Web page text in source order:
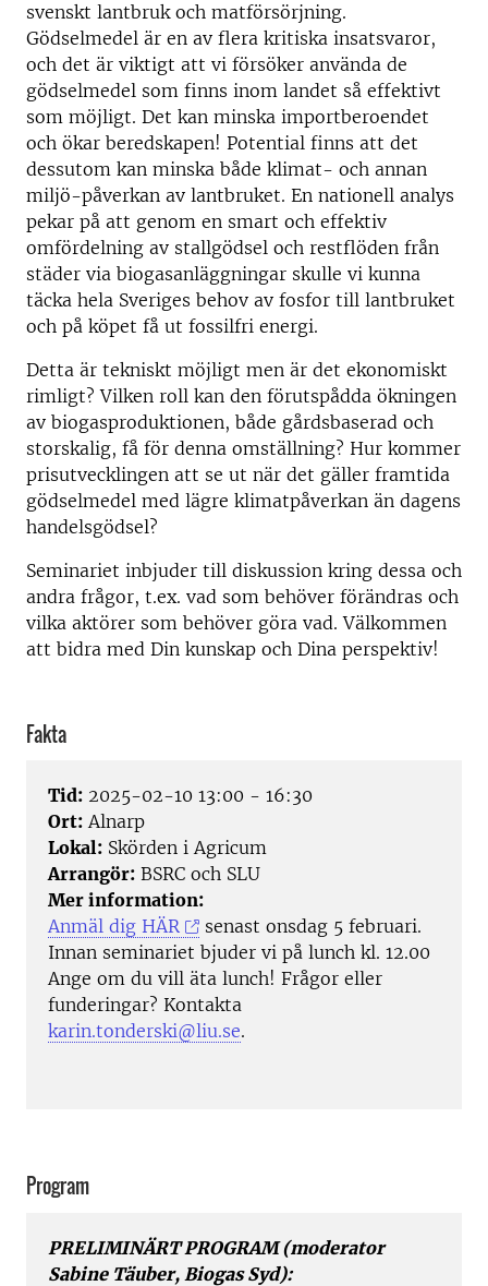
svenskt lantbruk och matförsörjning.
Gödselmedel är en av flera kritiska insatsvaror,
och det är viktigt att vi försöker använda de
gödselmedel som finns inom landet så effektivt
som möjligt. Det kan minska importberoendet
och ökar beredskapen! Potential finns att det
dessutom kan minska både klimat- och annan
miljö-påverkan av lantbruket. En nationell analys
pekar på att genom en smart och effektiv
omfördelning av stallgödsel och restflöden från
städer via biogasanläggningar skulle vi kunna
täcka hela Sveriges behov av fosfor till lantbruket
och på köpet få ut fossilfri energi.
Detta är tekniskt möjligt men är det ekonomiskt
rimligt? Vilken roll kan den förutspådda ökningen
av biogasproduktionen, både gårdsbaserad och
storskalig, få för denna omställning? Hur kommer
prisutvecklingen att se ut när det gäller framtida
gödselmedel med lägre klimatpåverkan än dagens
handelsgödsel?
Seminariet inbjuder till diskussion kring dessa och
andra frågor, t.ex. vad som behöver förändras och
vilka aktörer som behöver göra vad. Välkommen
att bidra med Din kunskap och Dina perspektiv!
Fakta
Tid: 2025-02-10 13:00 - 16:30
Ort: Alnarp
Lokal: Skörden i Agricum
Arrangör: BSRC och SLU
Mer information:
Anmäl dig HÄR
senast onsdag 5 februari.
Innan seminariet bjuder vi på lunch kl. 12.00
Ange om du vill äta lunch! Frågor eller
funderingar? Kontakta
karin.tonderski@liu.se.
Program
PRELIMINÄRT PROGRAM (moderator
Sabine Täuber, Biogas Syd):